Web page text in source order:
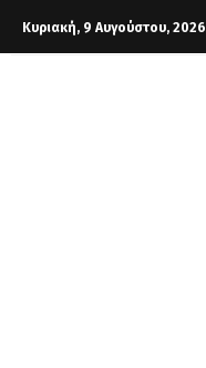
Κυριακή, 9 Αυγούστου, 2026